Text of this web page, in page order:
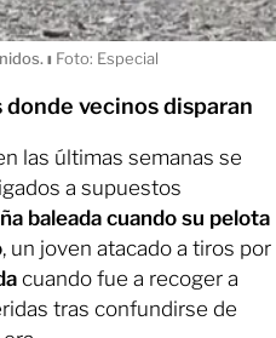
ı Foto: Especial
vecinos disparan
las últimas semanas se
a supuestos
baleada cuando su pelota
, un joven atacado a tiros por
cuando fue a recoger a
tras confundirse de